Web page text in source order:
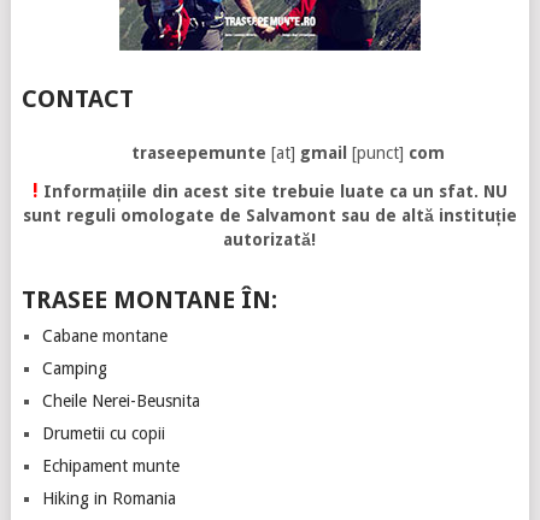
CONTACT
traseepemunte [at] gmail [punct] com
! Informațiile din acest site trebuie luate ca un sfat. NU
sunt reguli omologate de Salvamont sau de altă instituție
autorizată!
TRASEE MONTANE ÎN:
Cabane montane
Camping
Cheile Nerei-Beusnita
Drumetii cu copii
Echipament munte
Hiking in Romania